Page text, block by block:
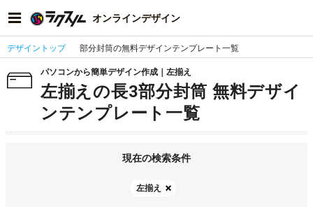
オンラインデザイン
デザイントップ 部分封筒の無料デザインテンプレート一覧
パソコンから簡単デザイン作成｜左揃え
左揃えの長3部分封筒 無料デザイ
ンテンプレート一覧
現在の検索条件
左揃え